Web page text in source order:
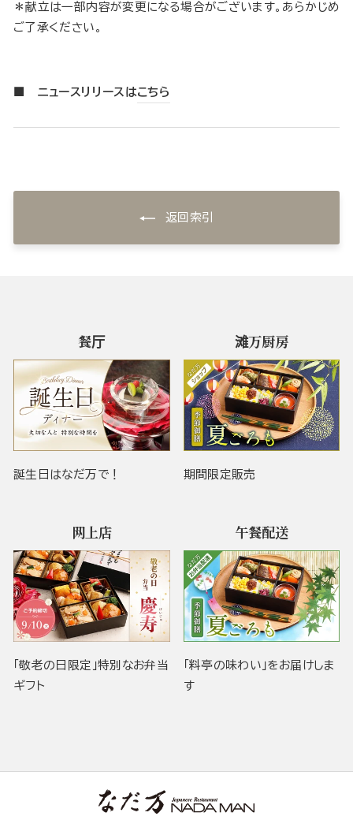
＊献立は一部内容が変更になる場合がございます。あらかじめ
ご了承ください。
■ ニュースリリースはこちら
返回索引
餐厅
誕生日はなだ万で！
滩万厨房
期間限定販売
网上店
「敬老の日限定」特別なお弁当
ギフト
午餐配送
「料亭の味わい」をお届けしま
す